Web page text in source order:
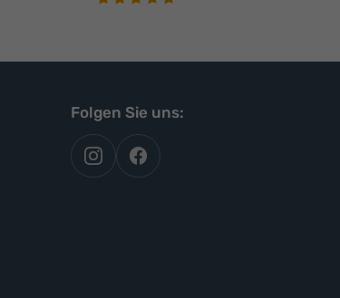
Folgen Sie uns:
autoflex
auf
autoflex24
auf